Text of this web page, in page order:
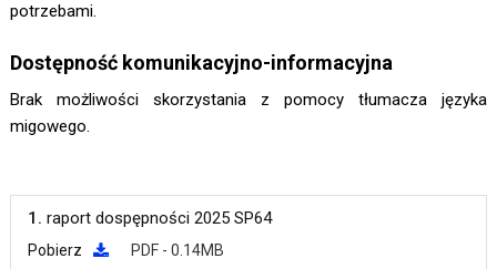
potrzebami.
Dostępność komunikacyjno-informacyjna
Brak możliwości skorzystania z pomocy tłumacza języka
migowego.
1. raport dospępności 2025 SP64
Pobierz PDF - 0.14MB